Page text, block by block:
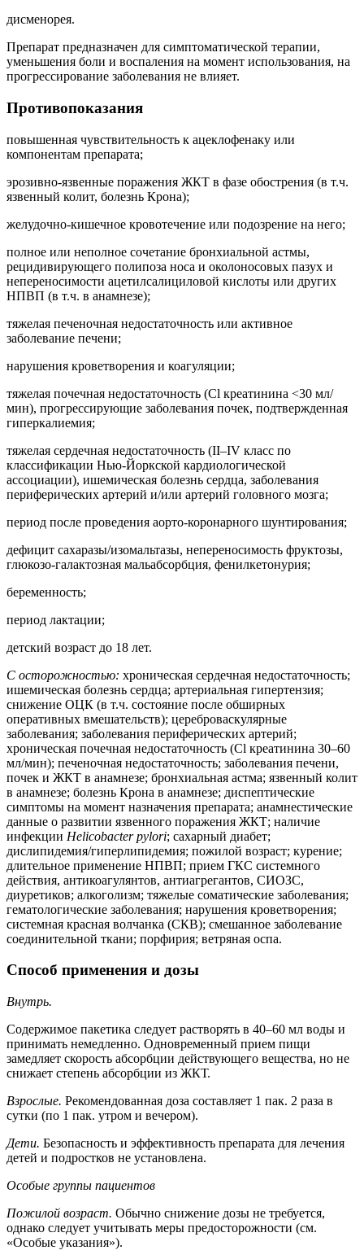
дисменорея.
Препарат предназначен для симптоматической терапии,
уменьшения боли и воспаления на момент использования, на
прогрессирование заболевания не влияет.
Противопоказания
повышенная чувствительность к ацеклофенаку или
компонентам препарата;
эрозивно-язвенные поражения ЖКТ в фазе обострения (в т.ч.
язвенный колит, болезнь Крона);
желудочно-кишечное кровотечение или подозрение на него;
полное или неполное сочетание бронхиальной астмы,
рецидивирующего полипоза носа и околоносовых пазух и
непереносимости ацетилсалициловой кислоты или других
НПВП (в т.ч. в анамнезе);
тяжелая печеночная недостаточность или активное
заболевание печени;
нарушения кроветворения и коагуляции;
тяжелая почечная недостаточность (Cl креатинина <30 мл/
мин), прогрессирующие заболевания почек, подтвержденная
гиперкалиемия;
тяжелая сердечная недостаточность (II–IV класс по
классификации Нью-Йоркской кардиологической
ассоциации), ишемическая болезнь сердца, заболевания
периферических артерий и/или артерий головного мозга;
период после проведения аорто-коронарного шунтирования;
дефицит сахаразы/изомальтазы, непереносимость фруктозы,
глюкозо-галактозная мальабсорбция, фенилкетонурия;
беременность;
период лактации;
детский возраст до 18 лет.
С осторожностью: хроническая сердечная недостаточность;
ишемическая болезнь сердца; артериальная гипертензия;
снижение ОЦК (в т.ч. состояние после обширных
оперативных вмешательств); цереброваскулярные
заболевания; заболевания периферических артерий;
хроническая почечная недостаточность (Cl креатинина 30–60
мл/мин); печеночная недостаточность; заболевания печени,
почек и ЖКТ в анамнезе; бронхиальная астма; язвенный колит
в анамнезе; болезнь Крона в анамнезе; диспептические
симптомы на момент назначения препарата; анамнестические
данные о развитии язвенного поражения ЖКТ; наличие
инфекции Helicobacter pylori; сахарный диабет;
дислипидемия/гиперлипидемия; пожилой возраст; курение;
длительное применение НПВП; прием ГКС системного
действия, антикоагулянтов, антиагрегантов, СИОЗС,
диуретиков; алкоголизм; тяжелые соматические заболевания;
гематологические заболевания; нарушения кроветворения;
системная красная волчанка (СКВ); смешанное заболевание
соединительной ткани; порфирия; ветряная оспа.
Способ применения и дозы
Внутрь.
Содержимое пакетика следует растворять в 40–60 мл воды и
принимать немедленно. Одновременный прием пищи
замедляет скорость абсорбции действующего вещества, но не
снижает степень абсорбции из ЖКТ.
Взрослые. Рекомендованная доза составляет 1 пак. 2 раза в
сутки (по 1 пак. утром и вечером).
Дети. Безопасность и эффективность препарата для лечения
детей и подростков не установлена.
Особые группы пациентов
Пожилой возраст. Обычно снижение дозы не требуется,
однако следует учитывать меры предосторожности (см.
«Особые указания»).